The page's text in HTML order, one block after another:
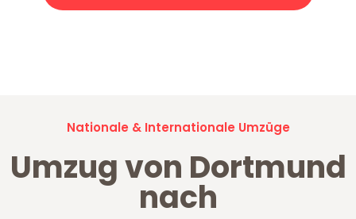
Nationale & Internationale Umzüge
Umzug von Dortmund
nach